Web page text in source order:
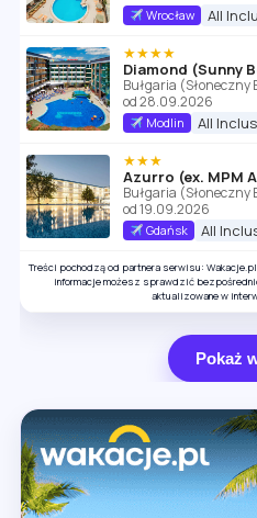
Wrocław All
★★★★
Diamond (Sunny
Bułgaria (Słoneczny
od 28.09.2026
Modlin All
★★★
Azurro (ex. MPM
Bułgaria (Słoneczny
od 19.09.2026
Gdańsk All
Treści pochodzą od partnera serwisu:
informacje możesz sprawdzić
aktualizowane w
Pokaż